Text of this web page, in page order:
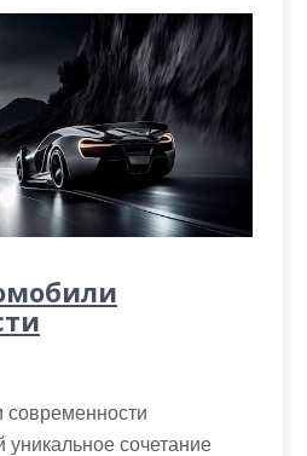
уникальное сочетание